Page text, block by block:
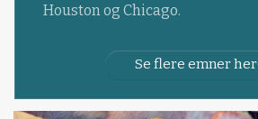
Houston og Chicago.
Se flere emner her